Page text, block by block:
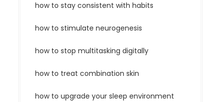
how to stay consistent with habits
how to stimulate neurogenesis
how to stop multitasking digitally
how to treat combination skin
how to upgrade your sleep environment